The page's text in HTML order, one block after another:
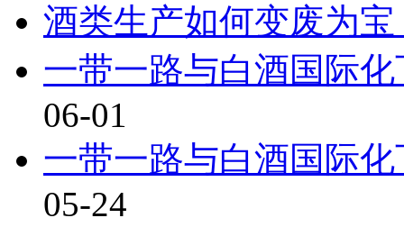
酒类生产如何变废为宝
一带一路与白酒国际
06-01
一带一路与白酒国际
05-24